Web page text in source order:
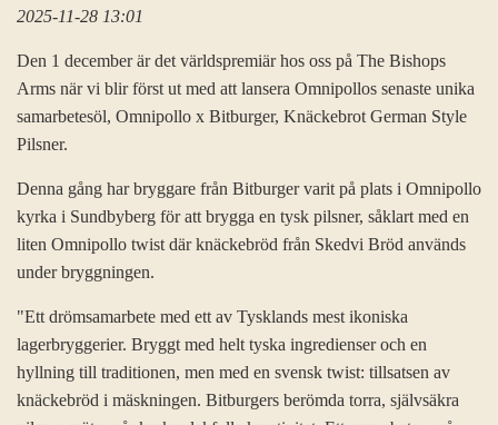
2025-11-28 13:01
Den 1 december är det världspremiär hos oss på The Bishops
Arms när vi blir först ut med att lansera Omnipollos senaste unika
samarbetesöl, Omnipollo x Bitburger, Knäckebrot German Style
Pilsner.
Denna gång har bryggare från Bitburger varit på plats i Omnipollo
kyrka i Sundbyberg för att brygga en tysk pilsner, såklart med en
liten Omnipollo twist där knäckebröd från Skedvi Bröd används
under bryggningen.
"Ett drömsamarbete med ett av Tysklands mest ikoniska
lagerbryggerier. Bryggt med helt tyska ingredienser och en
hyllning till traditionen, men med en svensk twist: tillsatsen av
knäckebröd i mäskningen. Bitburgers berömda torra, självsäkra